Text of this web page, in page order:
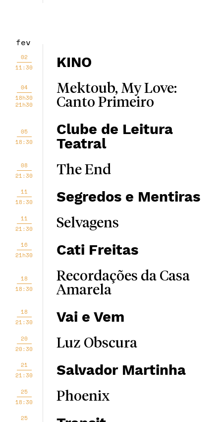
fev
02
11:30
KINO
04
18h30
21h30
Mektoub, My Love:
Canto Primeiro
05
18:30
Clube de Leitura
Teatral
08
21:30
The End
11
18:30
Segredos e Mentiras
11
21:30
Selvagens
16
21h30
Cati Freitas
18
18:30
Recordações da Casa
Amarela
18
21:30
Vai e Vem
20
20:30
Luz Obscura
21
21:30
Salvador Martinha
25
18:30
Phoenix
25